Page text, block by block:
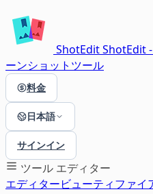
ShotEditShotEdit
ーンショットツール
料金
日本語
サインイン
ツール エディター
エディタービューティファイ